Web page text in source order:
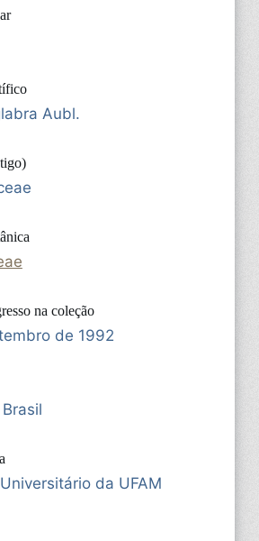
Aubl.
na coleção
de 1992
da UFAM